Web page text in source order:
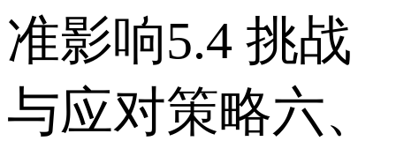
准影响 5.4 挑战
与应对策略 六、